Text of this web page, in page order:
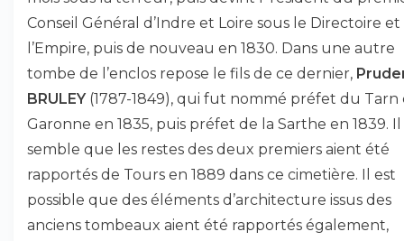
Conseil Général d’Indre et Loire sous le Directoire et
l’Empire, puis de nouveau en 1830. Dans une autre
tombe de l’enclos repose le fils de ce dernier,
BRULEY(1787-1849), qui fut nommé préfet du Tarn
Garonne en 1835, puis préfet de la Sarthe en 1839. Il
semble que les restes des deux premiers aient été
rapportés de Tours en 1889 dans ce cimetière. Il est
possible que des éléments d’architecture issus des
anciens tombeaux aient été rapportés également,